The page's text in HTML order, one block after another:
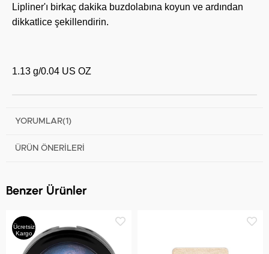
Lipliner'ı birkaç dakika buzdolabına koyun ve ardından
dikkatlice şekillendirin.
1.13 g/0.04 US OZ
YORUMLAR(1)
ÜRÜN ÖNERILERI
Benzer Ürünler
Ücretsiz
Kargo